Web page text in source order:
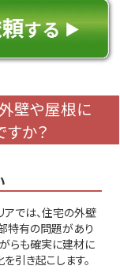
壁や屋根に
か？
では、住宅の外壁
特有の問題があり
らも確実に建材に
引き起こします。